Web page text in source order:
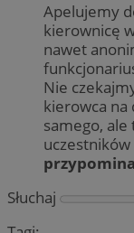
Apelujemy
kierownicę
nawet
Nie
kierowca na
samego, ale
Słuchaj